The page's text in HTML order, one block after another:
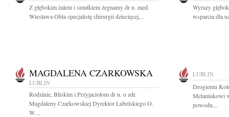
Z głębokim żalem i smutkiem żegnamy dr n. med.
Wiesława Obla specjalistę chirurgii dziecięcej,...
Wyrazy
wsparcia dla
MAGDALENA CZARKOWSKA
LUBLIN
Rodzinie, Bliskim i Przyjaciołom dr n. o zdr.
Magdaleny Czarkowskiej Dyrektor Lubelskiego O.
W....
LUBLIN
Drogiemu
Melaniukowi
powodu...